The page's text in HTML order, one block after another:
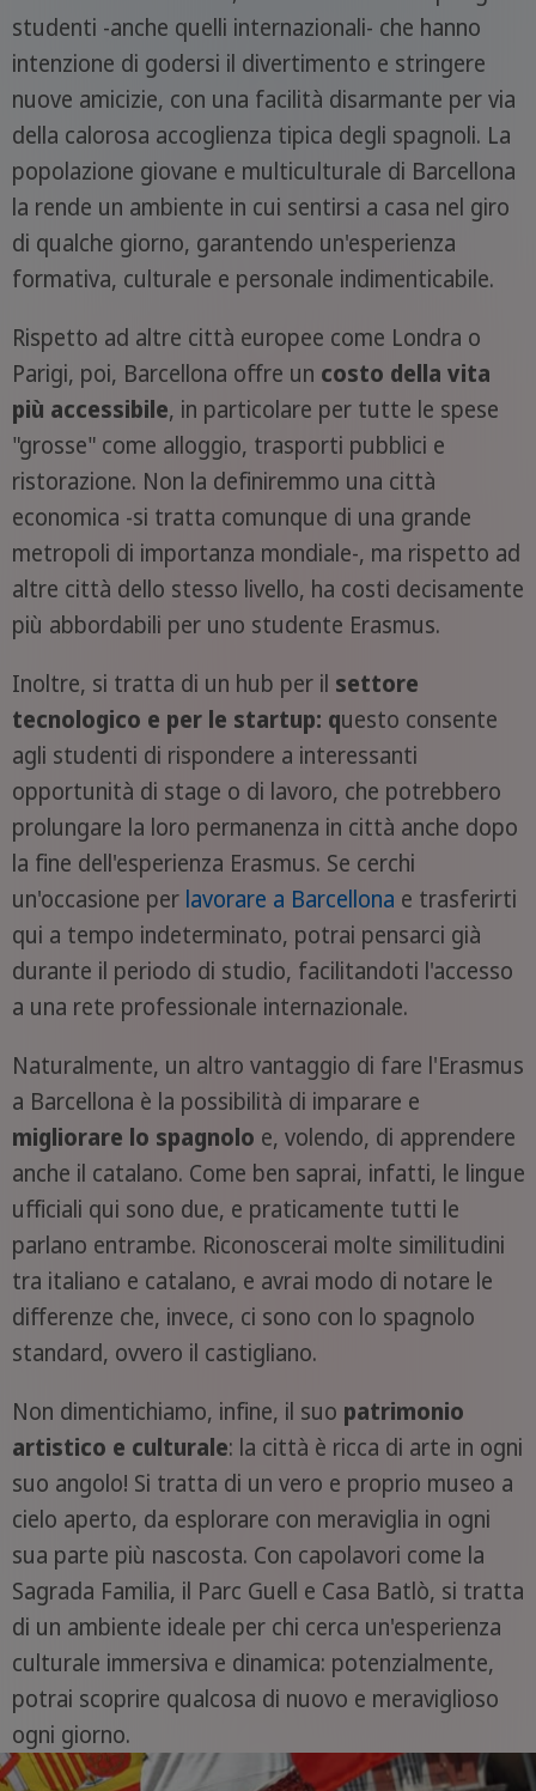
studenti -anche quelli internazionali- che hanno
intenzione di godersi il divertimento e stringere
nuove amicizie, con una facilità disarmante per via
della calorosa accoglienza tipica degli spagnoli. La
popolazione giovane e multiculturale di Barcellona
la rende un ambiente in cui sentirsi a casa nel giro
di qualche giorno, garantendo un'esperienza
formativa, culturale e personale indimenticabile.
Rispetto ad altre città europee come Londra o
Parigi, poi, Barcellona offre un costo della vita
più accessibile, in particolare per tutte le spese
"grosse" come alloggio, trasporti pubblici e
ristorazione. Non la definiremmo una città
economica -si tratta comunque di una grande
metropoli di importanza mondiale-, ma rispetto ad
altre città dello stesso livello, ha costi decisamente
più abbordabili per uno studente Erasmus.
Inoltre, si tratta di un hub per il settore
tecnologico e per le startup: questo consente
agli studenti di rispondere a interessanti
opportunità di stage o di lavoro, che potrebbero
prolungare la loro permanenza in città anche dopo
la fine dell'esperienza Erasmus. Se cerchi
un'occasione per lavorare a Barcellona e trasferirti
qui a tempo indeterminato, potrai pensarci già
durante il periodo di studio, facilitandoti l'accesso
a una rete professionale internazionale.
Naturalmente, un altro vantaggio di fare l'Erasmus
a Barcellona è la possibilità di imparare e
migliorare lo spagnolo e, volendo, di apprendere
anche il catalano. Come ben saprai, infatti, le lingue
ufficiali qui sono due, e praticamente tutti le
parlano entrambe. Riconoscerai molte similitudini
tra italiano e catalano, e avrai modo di notare le
differenze che, invece, ci sono con lo spagnolo
standard, ovvero il castigliano.
Non dimentichiamo, infine, il suo patrimonio
artistico e culturale: la città è ricca di arte in ogni
suo angolo! Si tratta di un vero e proprio museo a
cielo aperto, da esplorare con meraviglia in ogni
sua parte più nascosta. Con capolavori come la
Sagrada Familia, il Parc Guell e Casa Batlò, si tratta
di un ambiente ideale per chi cerca un'esperienza
culturale immersiva e dinamica: potenzialmente,
potrai scoprire qualcosa di nuovo e meraviglioso
ogni giorno.